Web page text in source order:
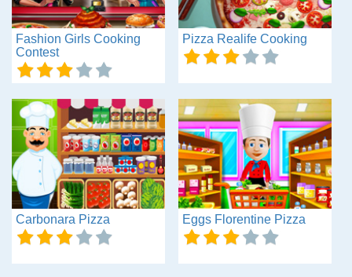
Fashion Girls Cooking
Contest
Pizza Realife Cooking
Carbonara Pizza Eggs Florentine Pizza